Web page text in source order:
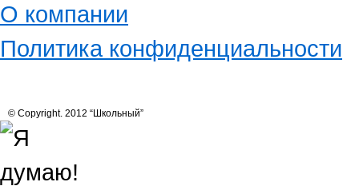
О компании
Политика конфиденциальности
© Copyright. 2012 “Школьный”